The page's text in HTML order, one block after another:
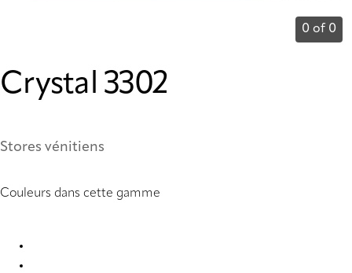
0 of 0
Crystal 3302
Stores vénitiens
Couleurs dans cette gamme